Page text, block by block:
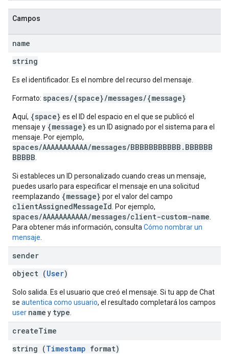
Campos
name
string
Es el identificador. Es el nombre del recurso del mensaje.
Formato: spaces/{space}/messages/{message}
Aquí, {space} es el ID del espacio en el que se publicó el
mensaje y {message} es un ID asignado por el sistema para el
mensaje. Por ejemplo,
spaces/AAAAAAAAAAA/messages/BBBBBBBBBBB.BBBBBB
BBBBB
Si estableces un ID personalizado cuando creas un mensaje,
puedes usarlo para especificar el mensaje en una solicitud
reemplazando {message} por el valor del campo
clientAssignedMessageId . Por ejemplo,
spaces/AAAAAAAAAAA/messages/client-custom-name
Para obtener más información, consulta Cómo nombrar un
mensaje
sender
object (User)
Solo salida. Es el usuario que creó el mensaje. Si tu app de Chat
se autentica como usuario, el resultado completará los campos
user name y type
createTime
string (Timestamp format)